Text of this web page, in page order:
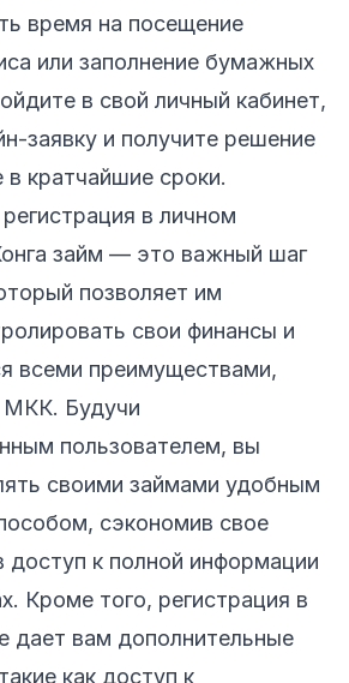
время на посещение
или заполнение бумажных
в свой личный кабинет,
заявку и получите решение
в кратчайшие сроки.
в личном
займ — это важный шаг
позволяет им
свои финансы и
всеми преимуществами,
МКК. Будучи
пользователем, вы
своими займами удобным
сэкономив свое
доступ к полной информации
Кроме того, регистрация в
дает вам дополнительные
как доступ к